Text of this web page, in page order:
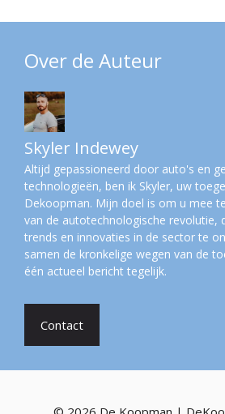
Over de Auteur
Skyler Indewey
Altijd gepassioneerd door auto's en
technologieën, ben ik Skyler, uw
Dekoopman. Mijn doel is om u mee
van de autotechnologische revolutie,
trends en innovaties in de sector te
samen de kronkelige wegen van de
één actueel bericht tegelijk.
Contact